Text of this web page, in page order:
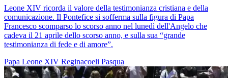
Leone XIV ricorda il valore della testimonianza cristiana e della
comunicazione. Il Pontefice si sofferma sulla figura di Papa
Francesco scomparso lo scorso anno nel lunedì dell'Angelo che
cadeva il 21 aprile dello scorso anno, e sulla sua “grande
testimonianza di fede e di amore”.
Papa Leone XIV Reginacoeli Pasqua